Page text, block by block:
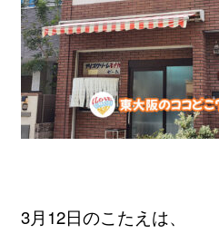
3月12日のこたえは、